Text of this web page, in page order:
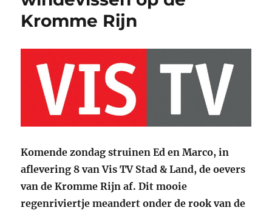
Kromme Rijn
Komende zondag struinen Ed en Marco, in
aflevering 8 van Vis TV Stad & Land, de oevers
van de Kromme Rijn af. Dit mooie
regenriviertje meandert onder de rook van de